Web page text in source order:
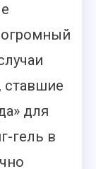
ставшие
для
гель в